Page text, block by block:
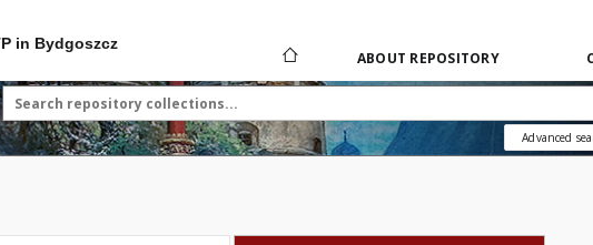
in Bydgoszcz
ABOUT REPOSITORY
Advanced